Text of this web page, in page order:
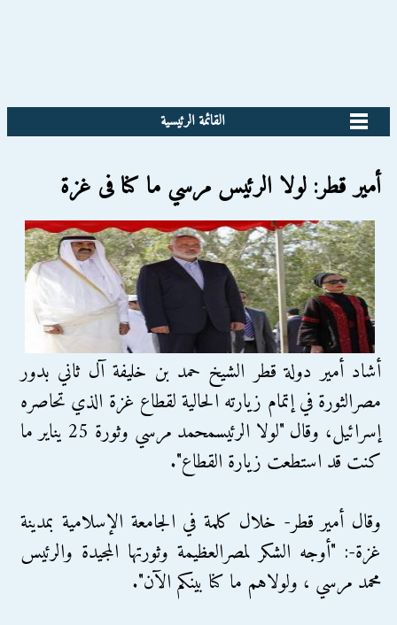
القائمة الرئيسية
أمير قطر: لولا الرئيس مرسي ما كنا فى غزة
أشاد أمير دولة قطر الشيخ حمد بن خليفة آل ثاني بدور
مصرالثورة في إتمام زيارته الحالية لقطاع غزة الذي تحاصره
إسرائيل، وقال "لولا الرئيسمحمد مرسي وثورة 25 يناير ما
كنت قد استطعت زيارة القطاع".
وقال أمير قطر- خلال كلمة في الجامعة الإسلامية بمدينة
غزة-: "أوجه الشكر لمصرالعظيمة وثورتها المجيدة والرئيس
محمد مرسي ، ولولاهم ما كنا بينكم الآن".